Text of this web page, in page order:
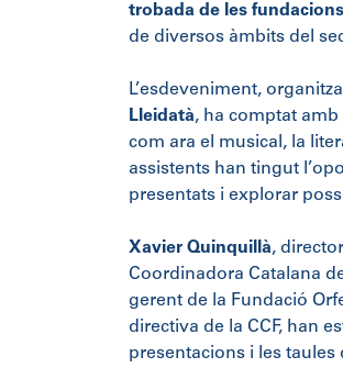
trobada de les
de diversos àmbits del
L’esdeveniment,
Lleidatà, ha comptat
com ara el musical, la
assistents han tingut
presentats i explorar
Xavier Quinquillà,
Coordinadora Catalana
gerent de la Fundació
directiva de la CCF, han
presentacions i les taules